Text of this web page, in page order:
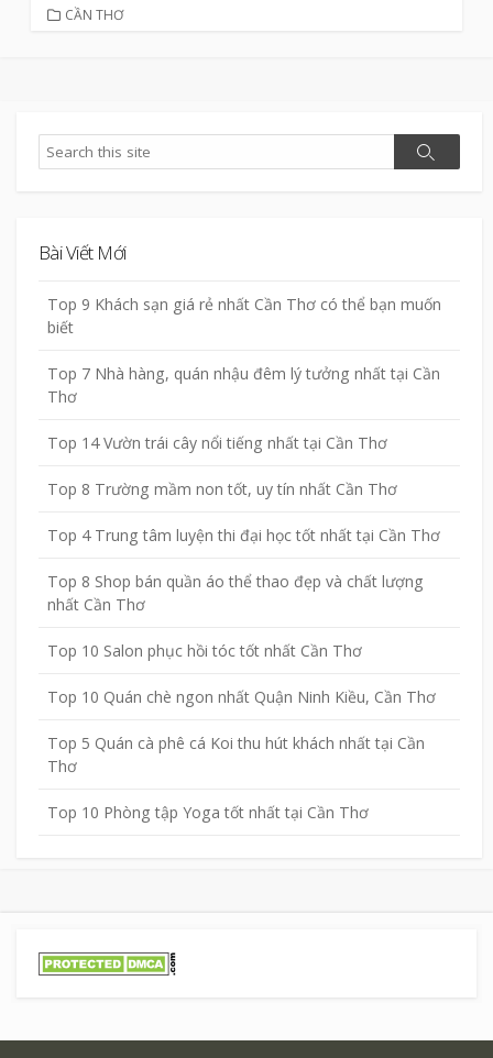
CATEGORIES
CẦN THƠ
Search
Search
Bài Viết Mới
Top 9 Khách sạn giá rẻ nhất Cần Thơ có thể bạn muốn
biết
Top 7 Nhà hàng, quán nhậu đêm lý tưởng nhất tại Cần
Thơ
Top 14 Vườn trái cây nổi tiếng nhất tại Cần Thơ
Top 8 Trường mầm non tốt, uy tín nhất Cần Thơ
Top 4 Trung tâm luyện thi đại học tốt nhất tại Cần Thơ
Top 8 Shop bán quần áo thể thao đẹp và chất lượng
nhất Cần Thơ
Top 10 Salon phục hồi tóc tốt nhất Cần Thơ
Top 10 Quán chè ngon nhất Quận Ninh Kiều, Cần Thơ
Top 5 Quán cà phê cá Koi thu hút khách nhất tại Cần
Thơ
Top 10 Phòng tập Yoga tốt nhất tại Cần Thơ